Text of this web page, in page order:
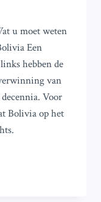
u moet weten
Een
hebben de
van
Voor
Bolivia op het